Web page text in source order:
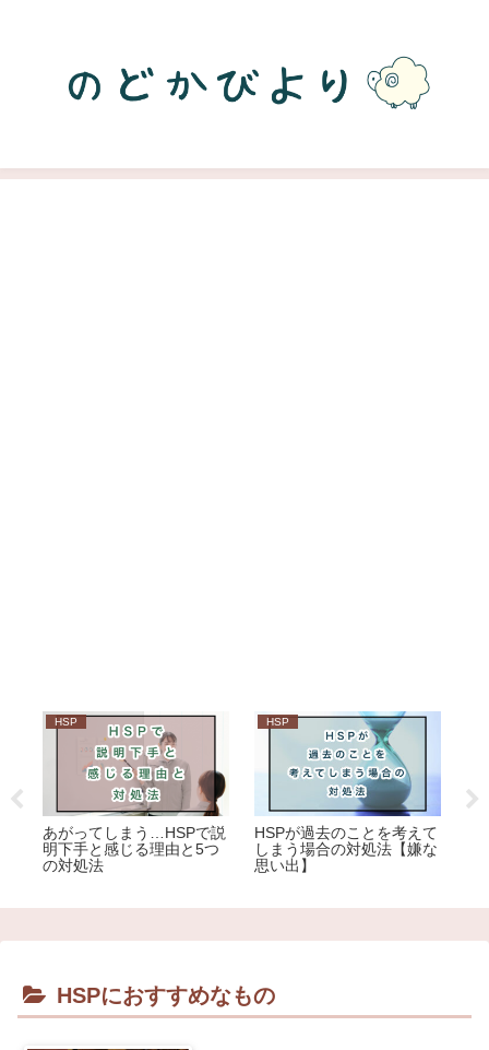
HSP
あがってしまう…HSPで説
明下手と感じる理由と5つ
の対処法
HSP
HSPが過去のことを考えて
しまう場合の対処法【嫌な
思い出】
HSPにおすすめなもの